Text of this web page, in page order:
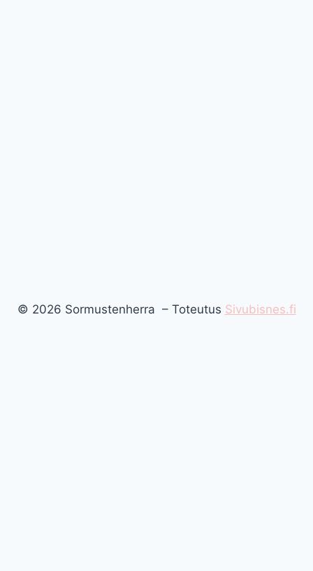
© 2026 Sormustenherra – Toteutus Sivubisnes.fi